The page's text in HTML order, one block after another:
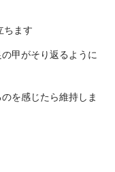
ちます
甲がそり返るように
を感じたら維持しま